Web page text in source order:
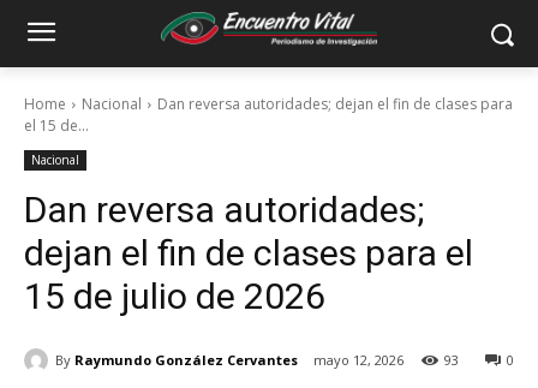
Home Nacional
Dan reversa autoridades; dejan el fin de clases para
el 15 de...
Nacional
Dan reversa autoridades;
dejan el fin de clases para el
15 de julio de 2026
By Raymundo González Cervantes mayo 12, 2026 0
93